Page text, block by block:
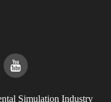
Simulation Industry